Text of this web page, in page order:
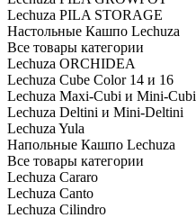
Lechuza PILA STORAGE
Настольные Кашпо Lechuza
Все товары категории
Lechuza ORCHIDEA
Lechuza Cube Color 14 и 16
Lechuza Maxi-Cubi и Mini-Cubi
Lechuza Deltini и Mini-Deltini
Lechuza Yula
Напольные Кашпо Lechuza
Все товары категории
Lechuza Cararo
Lechuza Canto
Lechuza Cilindro